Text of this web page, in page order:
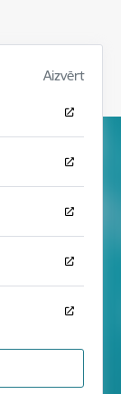
Aizvērt